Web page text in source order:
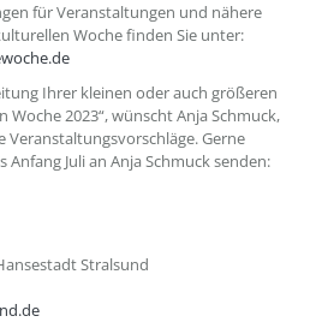
für Veranstaltungen und nähere
Woche finden Sie unter:
Ihrer kleinen oder auch größeren
2023“, wünscht Anja Schmuck,
Veranstaltungsvorschläge. Gerne
Anfang Juli an Anja Schmuck senden:
Stralsund